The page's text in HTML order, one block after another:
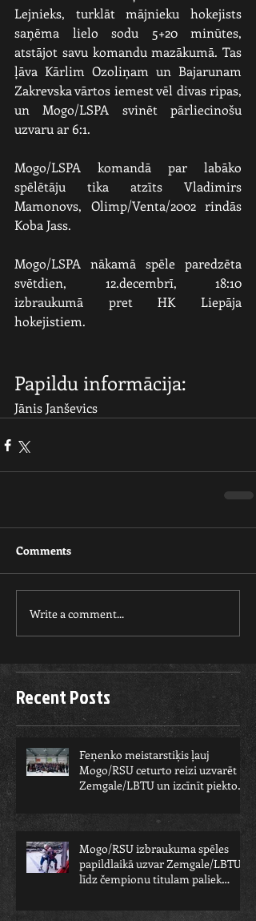
Lejnieks, turklāt mājnieku hokejists
saņēma lielo sodu 5+20 minūtes,
atstājot savu komandu mazākumā. Tas
ļāva Kārlim Ozoliņam un Bajarunam
Zakrevska vārtos iemest vēl divas ripas,
un Mogo/LSPA svinēt pārliecinošu
uzvaru ar 6:1.
Mogo/LSPA komandā par labāko
spēlētāju tika atzīts Vladimirs
Mamonovs, Olimp/Venta/2002 rindās
Koba Jass.
Mogo/LSPA nākamā spēle paredzēta
svētdien, 12.decembrī, 18:10
izbraukumā pret HK Liepāja
hokejistiem.
Papildu informācija:
Jānis Janševics
Comments
Write a comment...
Recent Posts
Feņenko meistarstiķis ļauj
Mogo/RSU ceturto reizi uzvarēt
Zemgale/LBTU un izcīnīt piekto
Mogo/RSU izbraukuma spēles
papildlaikā uzvar Zemgale/LBTU -
līdz čempionu titulam paliek